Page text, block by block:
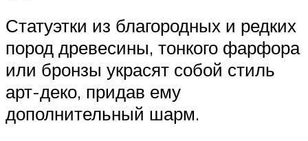
Статуэтки из благородных и редких
пород древесины, тонкого фарфора
или бронзы украсят собой стиль
арт-деко, придав ему
дополнительный шарм.